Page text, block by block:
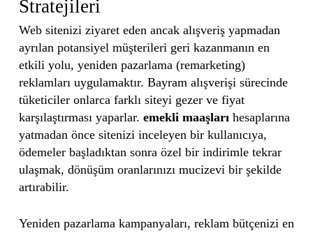
Stratejileri
Web sitenizi ziyaret eden ancak alışveriş yapmadan
ayrılan potansiyel müşterileri geri kazanmanın en
etkili yolu, yeniden pazarlama (remarketing)
reklamları uygulamaktır. Bayram alışverişi sürecinde
tüketiciler onlarca farklı siteyi gezer ve fiyat
karşılaştırması yaparlar. emekli maaşlarıhesaplarına
yatmadan önce sitenizi inceleyen bir kullanıcıya,
ödemeler başladıktan sonra özel bir indirimle tekrar
ulaşmak, dönüşüm oranlarınızı mucizevi bir şekilde
artırabilir.
Yeniden pazarlama kampanyaları, reklam bütçenizi en